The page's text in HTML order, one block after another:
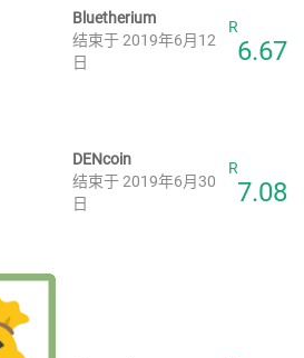
Bluetherium
结束于 2019年6月12
日
R
6.67
DENcoin
结束于 2019年6月30
日
R
7.08